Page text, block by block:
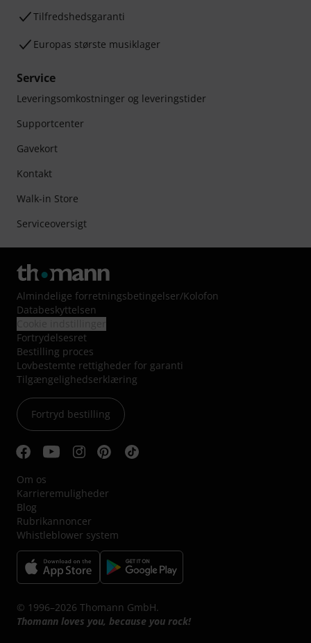
Tilfredshedsgaranti
Europas største musiklager
Service
Leveringsomkostninger og leveringstider
Supportcenter
Gavekort
Kontakt
Walk-in Store
Serviceoversigt
Almindelige forretningsbetingelser/Kolofon
Databeskyttelsen
Fortrydelsesret
Bestilling proces
Lovbestemte rettigheder for garanti
Tilgængelighedserklæring
Fortryd bestilling
Om os
Karrieremuligheder
Blog
Rubrikannoncer
Whistleblower system
© 1996–2026 Thomann GmbH.
Thomann loves you, because you rock!